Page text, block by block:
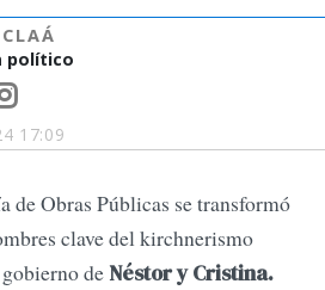
17:09
político
de Obras Públicas se transformó
clave del kirchnerismo
deNéstor y Cristina.